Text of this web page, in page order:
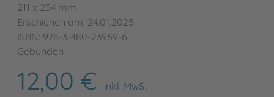
211 x 254 mm
Erschienen am: 24.01.2025
ISBN: 978-3-480-23969-6
Gebunden
12,00 €
inkl. MwSt